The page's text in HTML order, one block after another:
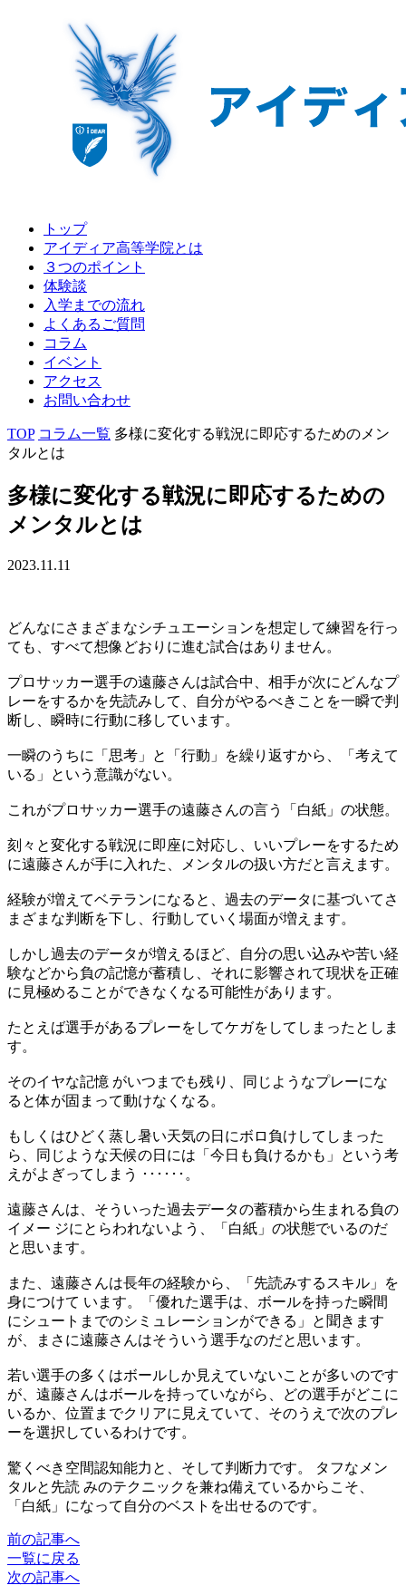
トップ
アイディア高等学院とは
３つのポイント
体験談
入学までの流れ
よくあるご質問
コラム
イベント
アクセス
お問い合わせ
TOP コラム一覧 多様に変化する戦況に即応するためのメン
タルとは
多様に変化する戦況に即応するための
メンタルとは
2023.11.11
どんなにさまざまなシチュエーションを想定して練習を行っ
ても、すべて想像どおりに進む試合はありません。
プロサッカー選手の遠藤さんは試合中、相手が次にどんなプ
レーをするかを先読みして、自分がやるべきことを一瞬で判
断し、瞬時に行動に移しています。
一瞬のうちに「思考」と「行動」を繰り返すから、「考えて
いる」という意識がない。
これがプロサッカー選手の遠藤さんの言う「白紙」の状態。
刻々と変化する戦況に即座に対応し、いいプレーをするため
に遠藤さんが手に入れた、メンタルの扱い方だと言えます。
経験が増えてベテランになると、過去のデータに基づいてさ
まざまな判断を下し、行動していく場面が増えます。
しかし過去のデータが増えるほど、自分の思い込みや苦い経
験などから負の記憶が蓄積し、それに影響されて現状を正確
に見極めることができなくなる可能性があります。
たとえば選手があるプレーをしてケガをしてしまったとしま
す。
そのイヤな記憶 がいつまでも残り、同じようなプレーにな
ると体が固まって動けなくなる。
もしくはひどく蒸し暑い天気の日にボロ負けしてしまった
ら、同じような天候の日には「今日も負けるかも」という考
えがよぎってしまう ･･････。
遠藤さんは、そういった過去データの蓄積から生まれる負の
イメー ジにとらわれないよう、「白紙」の状態でいるのだ
と思います。
また、遠藤さんは長年の経験から、「先読みするスキル」を
身につけて います。「優れた選手は、ボールを持った瞬間
にシュートまでのシミュレーションができる」と聞きます
が、まさに遠藤さんはそういう選手なのだと思います。
若い選手の多くはボールしか見えていないことが多いのです
が、遠藤さんはボールを持っていながら、どの選手がどこに
いるか、位置までクリアに見えていて、そのうえで次のプレ
ーを選択しているわけです。
驚くべき空間認知能力と、そして判断力です。 タフなメン
タルと先読 みのテクニックを兼ね備えているからこそ、
「白紙」になって自分のベストを出せるのです。
前の記事へ
一覧に戻る
次の記事へ